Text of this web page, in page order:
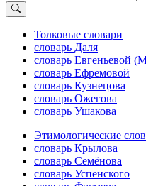
Толковые словари
словарь Даля
словарь Евгеньевой
словарь Ефремовой
словарь Кузнецова
словарь Ожегова
словарь Ушакова
Этимологические
словарь Крылова
словарь Семёнова
словарь Успенского